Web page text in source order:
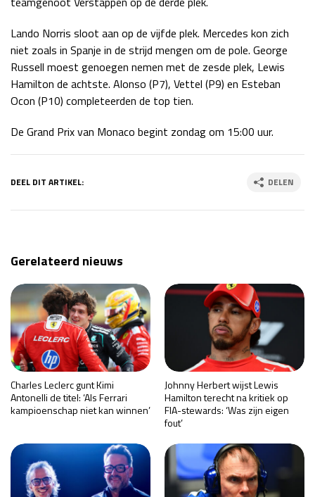
Lando Norris sloot aan op de vijfde plek. Mercedes kon zich
niet zoals in Spanje in de strijd mengen om de pole. George
Russell moest genoegen nemen met de zesde plek, Lewis
Hamilton de achtste. Alonso (P7), Vettel (P9) en Esteban
Ocon (P10) completeerden de top tien.
De Grand Prix van Monaco begint zondag om 15:00 uur.
DEEL DIT ARTIKEL: DELEN
Gerelateerd nieuws
Charles Leclerc gunt Kimi
Antonelli de titel: ‘Als Ferrari
kampioenschap niet kan winnen’
Johnny Herbert wijst Lewis
Hamilton terecht na kritiek op
FIA-stewards: ‘Was zijn eigen
fout’